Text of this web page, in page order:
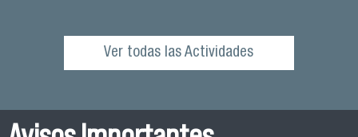
Ver todas las Actividades